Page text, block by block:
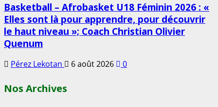
Basketball – Afrobasket U18 Féminin 2026 : «
Elles sont là pour apprendre, pour découvrir
le haut niveau »; Coach Christian Olivier
Quenum
Pérez Lekotan 6 août 2026 0
Nos Archives